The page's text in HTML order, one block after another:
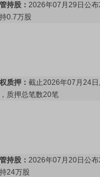
持股： 2026年07月29日公
0.7万股
质押： 截止2026年07月24
质押总笔数20笔
持股： 2026年07月20日公
24万股